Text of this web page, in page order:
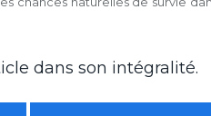
dans son intégralité.